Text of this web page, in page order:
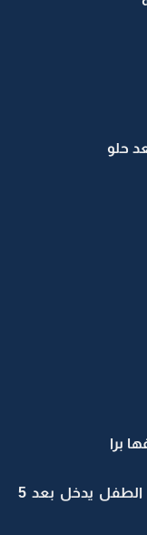
حلو
برا
كلمت السكرتيره طلبت منها تخلي ابو الطفل يدخل بعد 5